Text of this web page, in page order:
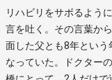
リハビリをサボるよう
言を吐く。その言葉か
面した父とも8年とい
なっていた。ドクター